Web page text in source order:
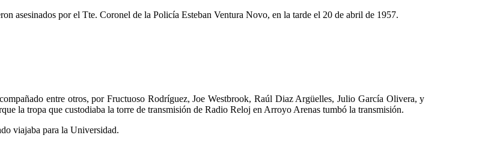
asesinados por el Tte. Coronel de la Policía Esteban Ventura Novo, en la tarde el 20 de abril de 1957.
entre otros, por Fructuoso Rodríguez, Joe Westbrook, Raúl Diaz Argüelles, Julio García Olivera, y
la tropa que custodiaba la torre de transmisión de Radio Reloj en Arroyo Arenas tumbó la transmisión.
viajaba para la Universidad.